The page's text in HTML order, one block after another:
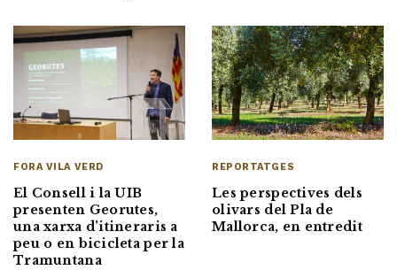
FORA VILA VERD
El Consell i la UIB
presenten Georutes,
una xarxa d’itineraris a
peu o en bicicleta per la
Tramuntana
REPORTATGES
Les perspectives dels
olivars del Pla de
Mallorca, en entredit